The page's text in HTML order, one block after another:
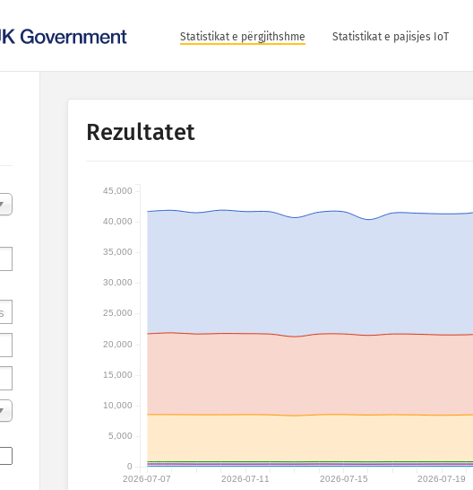
Statistikat e përgjithshme Statistikat e pajisjes IoT
Rezultatet
2026-07-07 2026-07-11 2026-07-15 2026-07-19
0
5,000
10,000
15,000
20,000
25,000
30,000
35,000
40,000
45,000